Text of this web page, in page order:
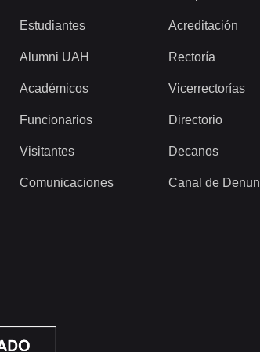
Estudiantes
Alumni UAH
Académicos
Funcionarios
Visitantes
Comunicaciones
Acreditación
Rectoría
Vicerrectorías
Directorio
Decanos
Canal de